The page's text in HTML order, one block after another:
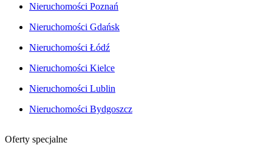
Nieruchomości Poznań
Nieruchomości Gdańsk
Nieruchomości Łódź
Nieruchomości Kielce
Nieruchomości Lublin
Nieruchomości Bydgoszcz
Oferty specjalne